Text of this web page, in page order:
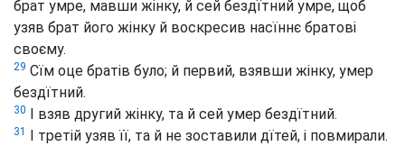
брат умре, мавши жінку, й сей бездїтний умре, щоб
узяв брат його жінку й воскресив насїннє братові
своєму.
29 Сїм оце братів було; й первий, взявши жінку, умер
бездїтний.
30 І взяв другий жінку, та й сей умер бездїтний.
31 І третій узяв її, та й не зоставили дїтей, і повмирали.